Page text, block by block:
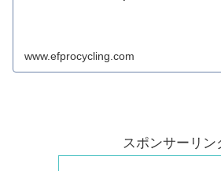
www.efprocycling.com
スポンサーリン